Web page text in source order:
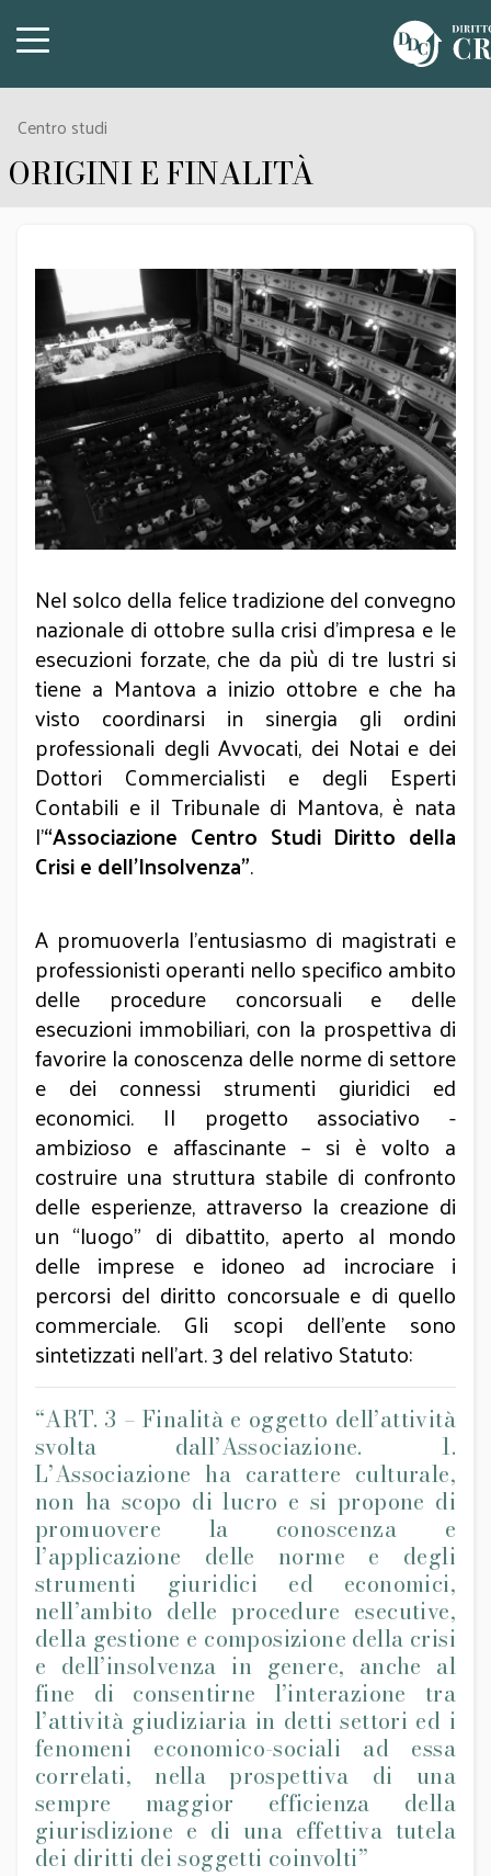
Centro studi
ORIGINI E FINALITÀ
Nel solco della felice tradizione del convegno
nazionale di ottobre sulla crisi d’impresa e le
esecuzioni forzate, che da più di tre lustri si
tiene a Mantova a inizio ottobre e che ha
visto coordinarsi in sinergia gli ordini
professionali degli Avvocati, dei Notai e dei
Dottori Commercialisti e degli Esperti
Contabili e il Tribunale di Mantova, è nata
l’“Associazione Centro Studi Diritto della
Crisi e dell’Insolvenza”.
A promuoverla l’entusiasmo di magistrati e
professionisti operanti nello specifico ambito
delle procedure concorsuali e delle
esecuzioni immobiliari, con la prospettiva di
favorire la conoscenza delle norme di settore
e dei connessi strumenti giuridici ed
economici. Il progetto associativo -
ambizioso e affascinante – si è volto a
costruire una struttura stabile di confronto
delle esperienze, attraverso la creazione di
un “luogo” di dibattito, aperto al mondo
delle imprese e idoneo ad incrociare i
percorsi del diritto concorsuale e di quello
commerciale. Gli scopi dell’ente sono
sintetizzati nell’art. 3 del relativo Statuto:
“ART. 3 – Finalità e oggetto dell’attività
svolta dall’Associazione. 1.
L’Associazione ha carattere culturale,
non ha scopo di lucro e si propone di
promuovere la conoscenza e
l’applicazione delle norme e degli
strumenti giuridici ed economici,
nell’ambito delle procedure esecutive,
della gestione e composizione della crisi
e dell’insolvenza in genere, anche al
fine di consentirne l’interazione tra
l’attività giudiziaria in detti settori ed i
fenomeni economico-sociali ad essa
correlati, nella prospettiva di una
sempre maggior efficienza della
giurisdizione e di una effettiva tutela
dei diritti dei soggetti coinvolti”